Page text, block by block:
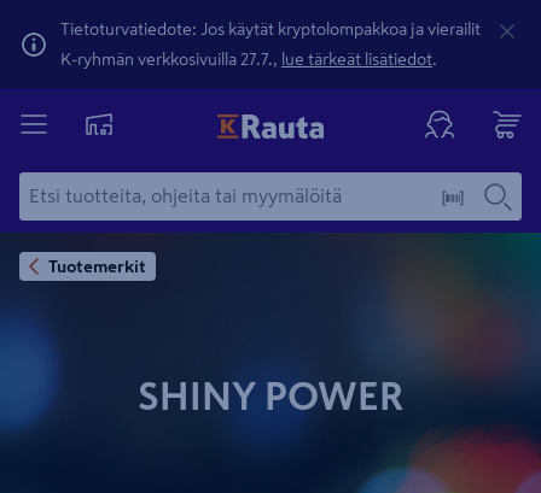
Tietoturvatiedote: Jos käytät kryptolompakkoa ja vierailit
K-ryhmän verkkosivuilla 27.7., lue tärkeät lisätiedot.
Tuotemerkit
SHINY POWER